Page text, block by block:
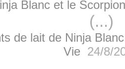
Blanc et le
(...)
de lait de Ninja
Vie24/8/